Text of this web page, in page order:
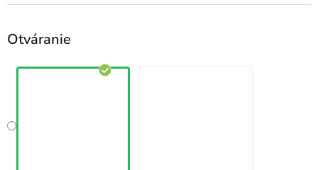
Otváranie